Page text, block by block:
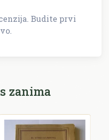
Budite prvi
zanima